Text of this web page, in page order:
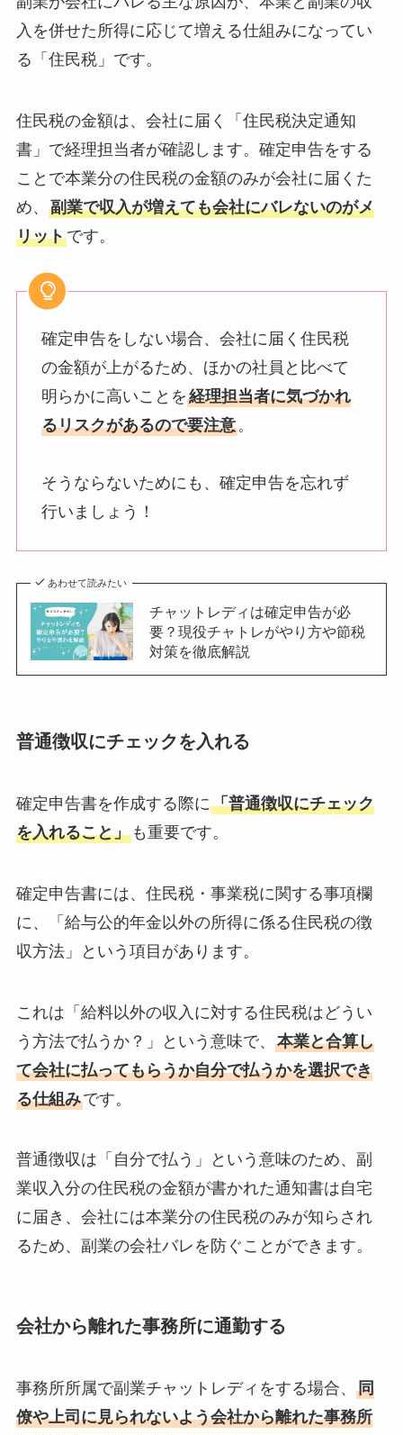
入を併せた所得に応じて増える仕組みになってい
る「住民税」です。
住民税の金額は、会社に届く「住民税決定通知
書」で経理担当者が確認します。確定申告をする
ことで本業分の住民税の金額のみが会社に届くた
め、 副業で収入が増えても会社にバレないのがメ
リットです。
確定申告をしない場合、会社に届く住民税
の金額が上がるため、ほかの社員と比べて
明らかに高いことを経理担当者に気づかれ
るリスクがあるので要注意。
そうならないためにも、確定申告を忘れず
行いましょう！
あわせて読みたい
チャットレディは確定申告が必
要？現役チャトレがやり方や節税
対策を徹底解説
普通徴収にチェックを入れる
確定申告書を作成する際に「普通徴収にチェック
を入れること」も重要です。
確定申告書には、住民税・事業税に関する事項欄
に、「給与公的年金以外の所得に係る住民税の徴
収方法」という項目があります。
これは「給料以外の収入に対する住民税はどうい
う方法で払うか？」という意味で、 本業と合算し
て会社に払ってもらうか自分で払うかを選択でき
る仕組みです。
普通徴収は「自分で払う」という意味のため、副
業収入分の住民税の金額が書かれた通知書は自宅
に届き、会社には本業分の住民税のみが知らされ
るため、副業の会社バレを防ぐことができます。
会社から離れた事務所に通勤する
事務所所属で副業チャットレディをする場合、 同
僚や上司に見られないよう会社から離れた事務所